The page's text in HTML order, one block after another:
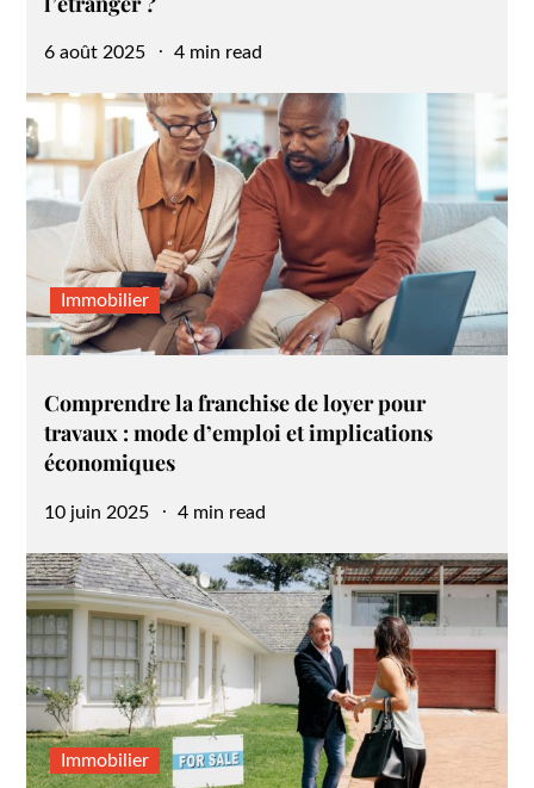
Posted
6 août 2025 4 min read
Immobilier
Comprendre la franchise de loyer pour
travaux : mode d’emploi et implications
économiques
Posted
10 juin 2025 4 min read
Immobilier